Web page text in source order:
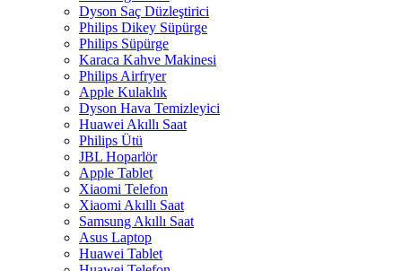
Dyson Saç Düzleştirici
Philips Dikey Süpürge
Philips Süpürge
Karaca Kahve Makinesi
Philips Airfryer
Apple Kulaklık
Dyson Hava Temizleyici
Huawei Akıllı Saat
Philips Ütü
JBL Hoparlör
Apple Tablet
Xiaomi Telefon
Xiaomi Akıllı Saat
Samsung Akıllı Saat
Asus Laptop
Huawei Tablet